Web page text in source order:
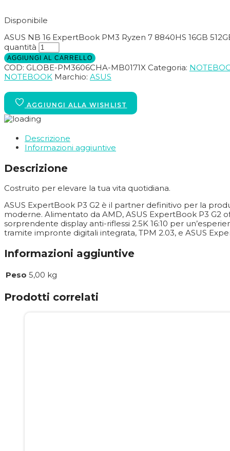
Disponibile
ASUS NB 16 ExpertBook PM3 Ryzen 7 8840HS 16GB
quantità
AGGIUNGI AL CARRELLO
COD: GLOBE-PM3606CHA-MB0171X Categoria:
NOTEBOOK Marchio: ASUS
Descrizione
Informazioni aggiuntive
Descrizione
Costruito per elevare la tua vita quotidiana.
ASUS ExpertBook P3 G2 è il partner definitivo per la
moderne. Alimentato da AMD, ASUS ExpertBook P3 G2
sorprendente display anti-riflessi 2.5K 16:10 per
tramite impronte digitali integrata, TPM 2.03, e ASUS
Informazioni aggiuntive
Peso 5,00 kg
Prodotti correlati